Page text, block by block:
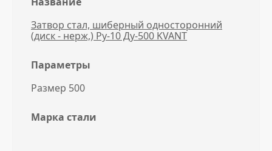
Затвор стал, шиберный односторонний
(диск - нерж,) Ру-10 Ду-500 KVANT
Параметры
Размер 500
Марка стали